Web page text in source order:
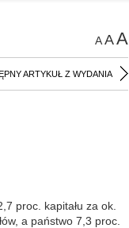
AAA
ARTYKUŁ Z WYDANIA
proc. kapitału za ok.
a państwo 7,3 proc.